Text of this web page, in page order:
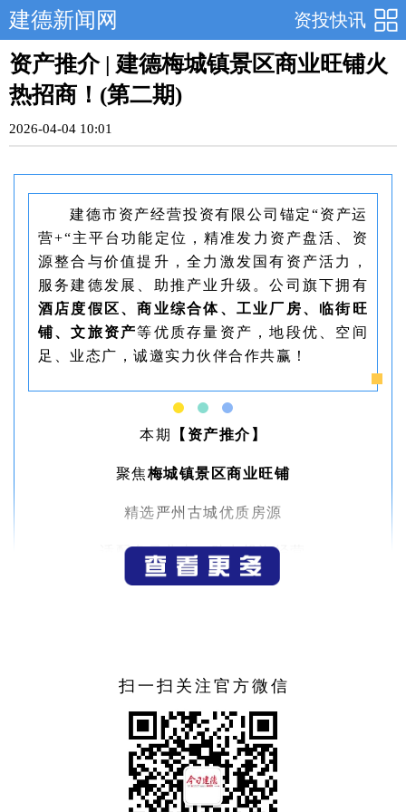
资投快讯
建德新闻网
资产推介 | 建德梅城镇景区商业旺铺火
热招商！(第二期)
2026-04-04 10:01
建德市资产经营投资有限公司锚定“资产运
营+“主平台功能定位，精准发力资产盘活、资
源整合与价值提升，全力激发国有资产活力，
服务建德发展、助推产业升级。公司旗下拥有
酒店度假区、商业综合体、工业厂房、临街旺
铺、文旅资产等优质存量资产，地段优、空间
足、业态广，诚邀实力伙伴合作共赢！
本期 【资产推介】
聚焦梅城镇景区商业旺铺
精选严州古城优质房源
适配多元业态，助力投资经营
梅城镇城南西路 19-20 号
扫一扫关注官方微信